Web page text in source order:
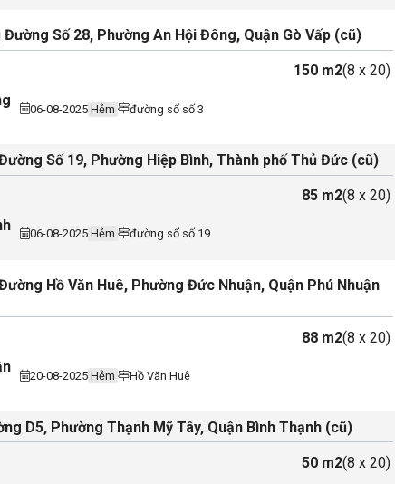
Đường Số 28, Phường An Hội Đông, Quận Gò Vấp (cũ)
150 m2(8 x 20)
06-08-2025 Hẻm đường số số 3
Số 19, Phường Hiệp Bình, Thành phố Thủ Đức (cũ)
85 m2(8 x 20)
06-08-2025 Hẻm đường số số 19
Hồ Văn Huê, Phường Đức Nhuận, Quận Phú Nhuận
88 m2(8 x 20)
20-08-2025 Hẻm Hồ Văn Huê
D5, Phường Thạnh Mỹ Tây, Quận Bình Thạnh (cũ)
50 m2(8 x 20)